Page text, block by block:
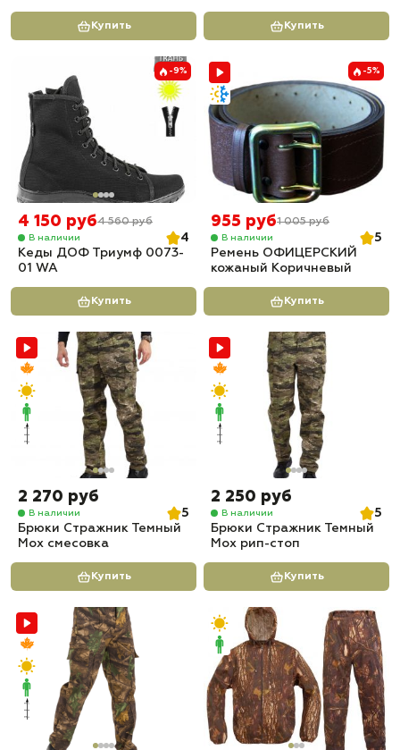
Купить Купить
-9%
4 150 руб4 560 руб
В наличии
4
Кеды ДОФ Триумф 0073-
01 WA
Купить
-5%
955 руб1 005 руб
В наличии
5
Ремень ОФИЦЕРСКИЙ
кожаный Коричневый
Купить
2 270 руб
В наличии
5
Брюки Стражник Темный
Мох смесовка
Купить
2 250 руб
В наличии
5
Брюки Стражник Темный
Мох рип-стоп
Купить